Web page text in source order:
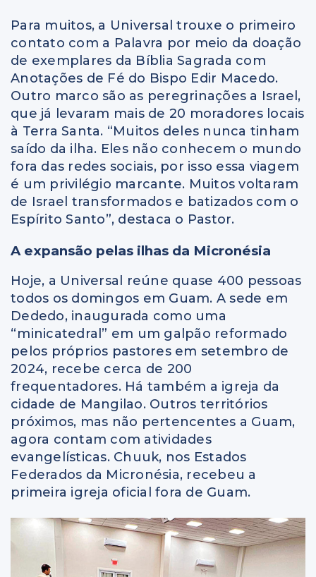
Para muitos, a Universal trouxe o primeiro
contato com a Palavra por meio da doação
de exemplares da Bíblia Sagrada com
Anotações de Fé do Bispo Edir Macedo.
Outro marco são as peregrinações a Israel,
que já levaram mais de 20 moradores locais
à Terra Santa. “Muitos deles nunca tinham
saído da ilha. Eles não conhecem o mundo
fora das redes sociais, por isso essa viagem
é um privilégio marcante. Muitos voltaram
de Israel transformados e batizados com o
Espírito Santo”, destaca o Pastor.
A expansão pelas ilhas da Micronésia
Hoje, a Universal reúne quase 400 pessoas
todos os domingos em Guam. A sede em
Dededo, inaugurada como uma
“minicatedral” em um galpão reformado
pelos próprios pastores em setembro de
2024, recebe cerca de 200
frequentadores. Há também a igreja da
cidade de Mangilao. Outros territórios
próximos, mas não pertencentes a Guam,
agora contam com atividades
evangelísticas. Chuuk, nos Estados
Federados da Micronésia, recebeu a
primeira igreja oficial fora de Guam.